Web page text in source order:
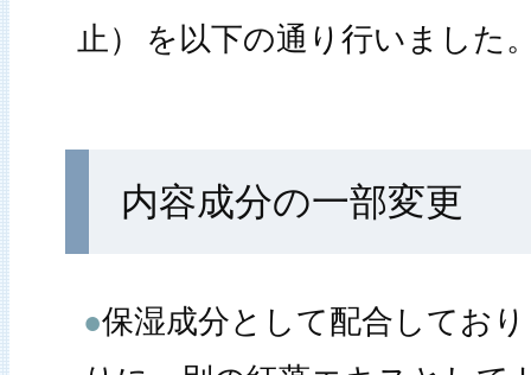
止）
を以下の通り行いました
内容成分の一部変更
●保湿成分として配合してお